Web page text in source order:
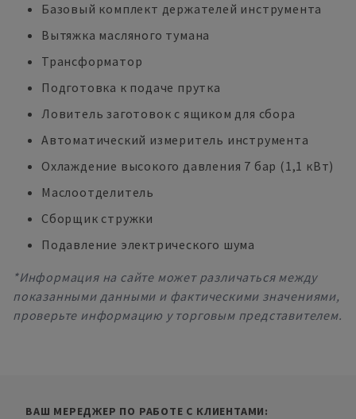
Базовый комплект держателей инструмента
Вытяжка масляного тумана
Трансформатор
Подготовка к подаче прутка
Ловитель заготовок с ящиком для сбора
Автоматический измеритель инструмента
Охлаждение высокого давления 7 бар (1,1 кВт)
Маслоотделитель
Сборщик стружки
Подавление электрического шума
*Информация на сайте может различаться между
показанными данными и фактическими значениями,
проверьте информацию у торговым представителем.
ВАШ МЕРЕДЖЕР ПО РАБОТЕ С КЛИЕНТАМИ: